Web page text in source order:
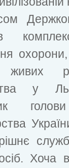
живих
у
Хоча